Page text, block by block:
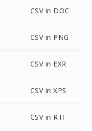
CSV in DOC
CSV in PNG
CSV in EXR
CSV in XPS
CSV in RTF